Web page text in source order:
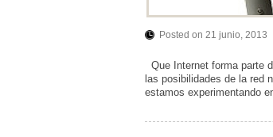
Posted on 21 junio, 2013
Que Internet forma parte
las posibilidades de la red
estamos experimentando